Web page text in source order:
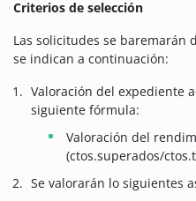
Criterios de selección
Las solicitudes se baremarán
se indican a continuación:
Valoración del expediente
siguiente fórmula:
Valoración del
(ctos.superados/
Se valorarán lo siguientes